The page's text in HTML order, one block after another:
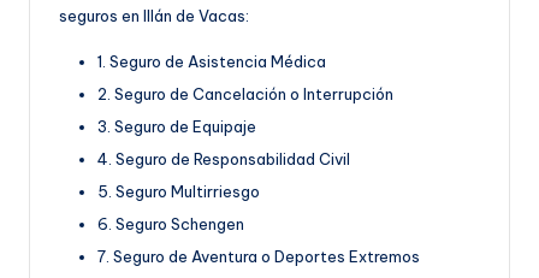
seguros en Illán de Vacas:
1. Seguro de Asistencia Médica
2. Seguro de Cancelación o Interrupción
3. Seguro de Equipaje
4. Seguro de Responsabilidad Civil
5. Seguro Multirriesgo
6. Seguro Schengen
7. Seguro de Aventura o Deportes Extremos